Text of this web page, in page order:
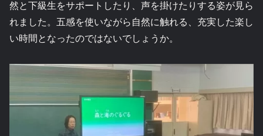
然と下級生をサポートしたり、声を掛けたりする姿が見ら
れました。五感を使いながら自然に触れる、充実した楽し
い時間となったのではないでしょうか。